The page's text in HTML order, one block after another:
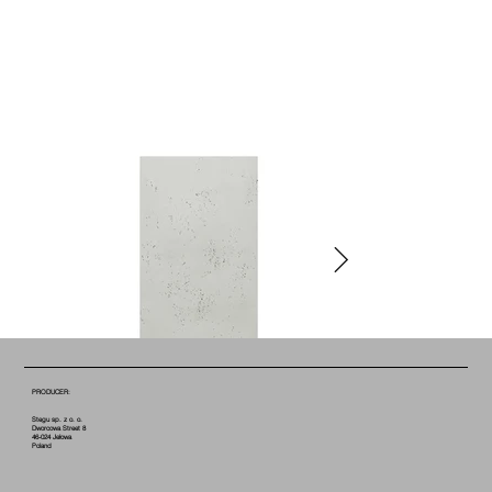
PRODUCER:
Stegu sp. z o. o.
Dworcowa Street 8
46-024 Jełowa
Poland